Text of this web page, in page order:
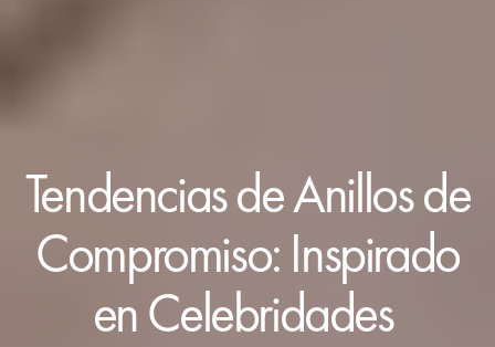
Tendencias de Anillos de
Compromiso: Inspirado
en Celebridades